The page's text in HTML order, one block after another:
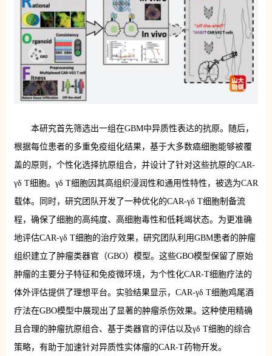
本研究首先筛选出一组在GBM中异质性表达的抗原。随后，
根据每位患者的多重免疫组化结果，基于大多数癌细胞能够被覆
盖的原则，个性化选择抗原组合，并设计了针对这些抗原的CAR-
γδ T细胞。γδ T细胞因其高组织浸润性和通用性特性，被选为CAR
载体。同时，研究团队开发了一种优化的CAR-γδ T细胞制备流
程，确保了细胞的高纯度、高细胞毒性和低耗竭状态。为更准确
地评估CAR-γδ T细胞的治疗效果，研究团队利用GBM患者的肿瘤
组织建立了肿瘤类器官（GBO）模型。这些GBO模型保留了原始
肿瘤的主要分子特征和免疫微环境，为个性化CAR-T细胞疗法的
体外评估提供了理想平台。实验结果显示，CAR-γδ T细胞鸡尾酒
疗法在GBO模型中展现出了显著的肿瘤杀伤效果。这种使用精确
且合理的肿瘤抗原组合、基于类器官的评估以及γδ T细胞的综合
策略，有助于加速针对异质性实体瘤的CAR-T药物开发。